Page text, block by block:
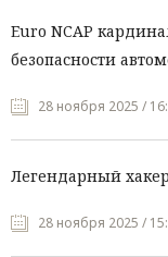
Euro NCAP
безопасности
28 ноября 2025 /
Легендарный хакер
28 ноября 2025 /